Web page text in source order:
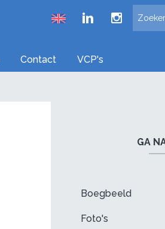
Froude
Contact VCP's
GA
Boegbeeld
Foto's